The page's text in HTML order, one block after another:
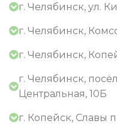
г. Челябинск, ул.
г. Челябинск,
г. Челябинск,
г. Челябинск,
Центральная, 10Б
г. Копейск, Славы